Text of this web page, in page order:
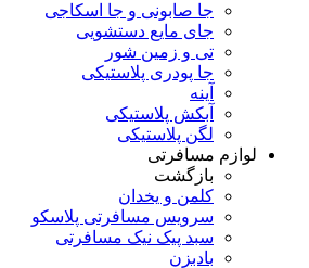
جا صابونی و جا اسکاجی
جای مایع دستشویی
تی و زمین شور
جا پودری پلاستیکی
آینه
آبکش پلاستیکی
لگن پلاستیکی
لوازم مسافرتی
بازگشت
کلمن و یخدان
سرویس مسافرتی پلاسکو
سبد پیک نیک مسافرتی
بادبزن